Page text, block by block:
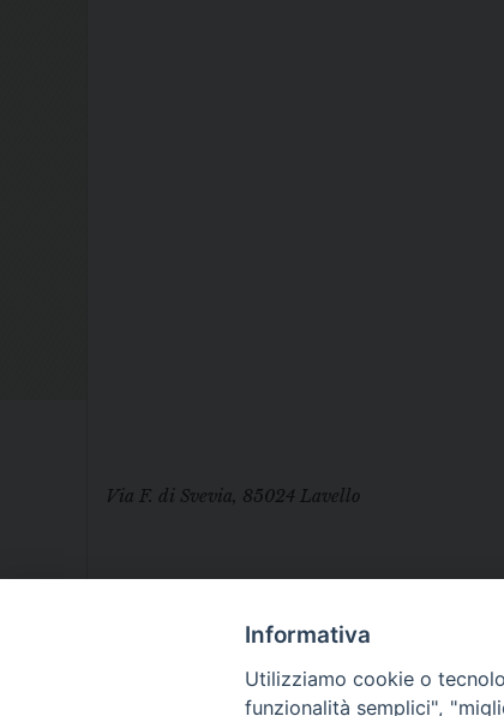
Via F. di Svevia, 85024 Lavello
Informativa
Utilizziamo cookie o
funzionalità semplici",